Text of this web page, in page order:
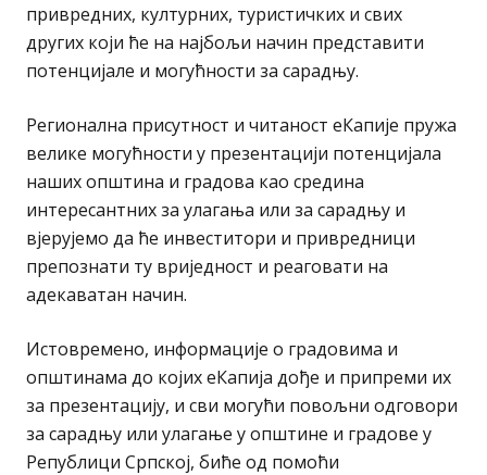
привредних, културних, туристичких и свих
других који ће на најбољи начин представити
потенцијале и могућности за сарадњу.
Регионална присутност и читаност еКапије пружа
велике могућности у презентацији потенцијала
наших општина и градова као средина
интересантних за улагања или за сарадњу и
вјерујемо да ће инвеститори и привредници
препознати ту вриједност и реаговати на
адекаватан начин.
Истовремено, информације о градовима и
општинама до којих еКапија дође и припреми их
за презентацију, и сви могући повољни одговори
за сарадњу или улагање у општине и градове у
Републици Српској, биће од помоћи